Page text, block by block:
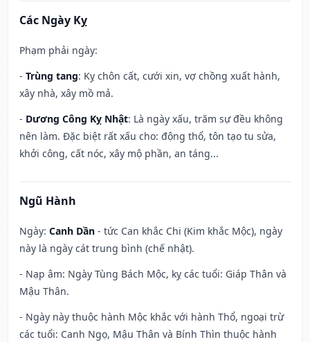
Các Ngày Kỵ
Phạm phải ngày:
- Trùng tang: Kỵ chôn cất, cưới xin, vợ chồng xuất hành,
xây nhà, xây mồ mả.
- Dương Công Kỵ Nhật: Là ngày xấu, trăm sự đều không
nên làm. Đặc biệt rất xấu cho: động thổ, tôn tạo tu sửa,
khởi công, cất nóc, xây mộ phần, an táng...
Ngũ Hành
Ngày: Canh Dần - tức Can khắc Chi (Kim khắc Mộc), ngày
này là ngày cát trung bình (chế nhật).
- Nạp âm: Ngày Tùng Bách Mộc, kỵ các tuổi: Giáp Thân và
Mậu Thân.
- Ngày này thuộc hành Mộc khắc với hành Thổ, ngoại trừ
các tuổi: Canh Ngọ, Mậu Thân và Bính Thìn thuộc hành